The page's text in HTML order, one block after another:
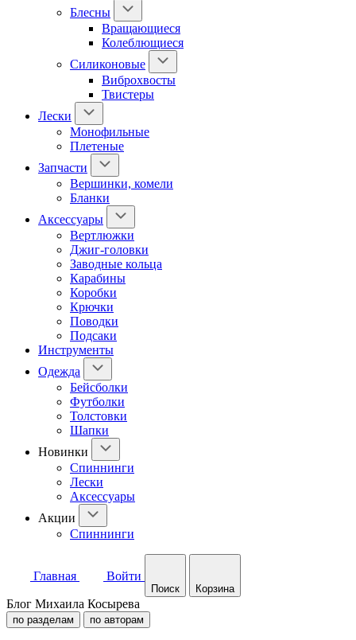
Блесны
Вращающиеся
Колеблющиеся
Силиконовые
Виброхвосты
Твистеры
Лески
Монофильные
Плетеные
Запчасти
Вершинки, комели
Бланки
Аксессуары
Вертлюжки
Джиг-головки
Заводные кольца
Карабины
Коробки
Крючки
Поводки
Подсаки
Инструменты
Одежда
Бейсболки
Футболки
Толстовки
Шапки
Новинки
Спиннинги
Лески
Аксессуары
Акции
Спиннинги
Главная Войти
Поиск Корзина
Блог Михаила Косырева
по разделам по авторам